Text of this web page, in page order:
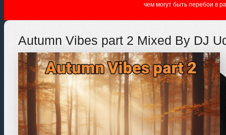
чем могут быть перебои в
Autumn Vibes part 2 Mixed By DJ